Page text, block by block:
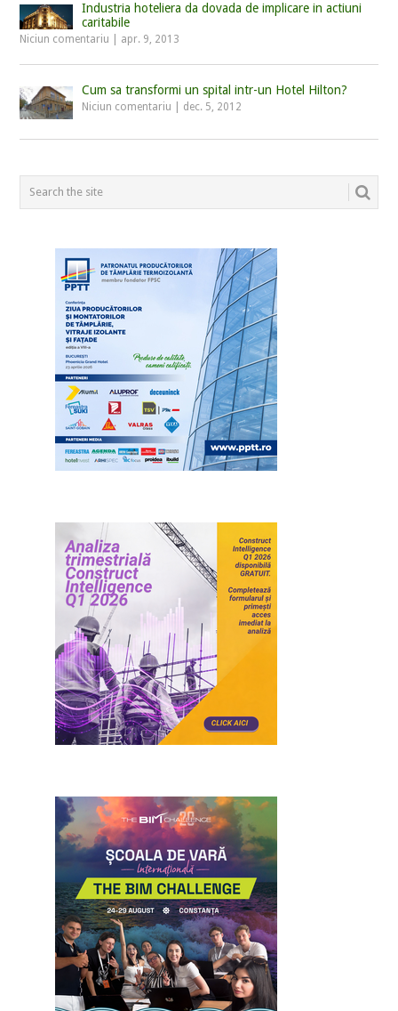
Industria hoteliera da dovada de implicare in actiuni
caritabile
Niciun comentariu apr. 9, 2013
Cum sa transformi un spital intr-un Hotel Hilton?
Niciun comentariu dec. 5, 2012